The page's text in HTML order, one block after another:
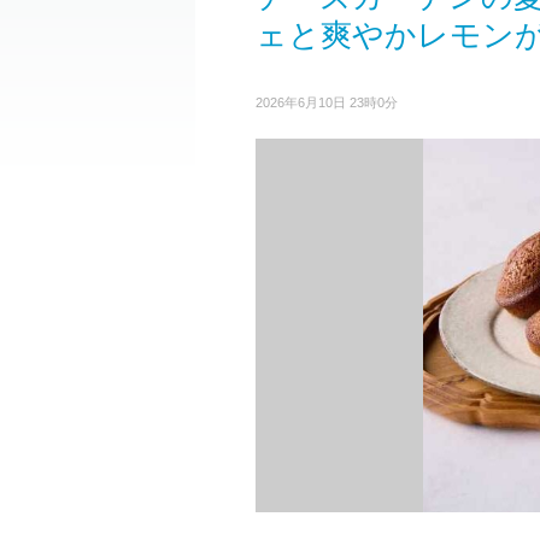
ェと爽やかレモン
2026年6月10日 23時0分